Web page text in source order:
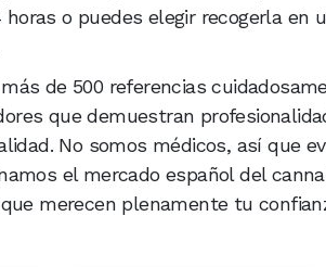
o puedes elegir recogerla en
de 500 referencias
que demuestran
No somos médicos, así que
el mercado español del
merecen plenamente tu